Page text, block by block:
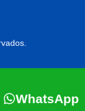
WhatsApp